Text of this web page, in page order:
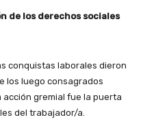
de los derechos sociales
conquistas laborales dieron
los luego consagrados
gremial fue la puerta
del trabajador/a.